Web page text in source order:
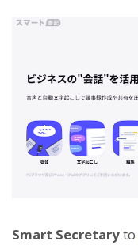
Smart Secretaryto